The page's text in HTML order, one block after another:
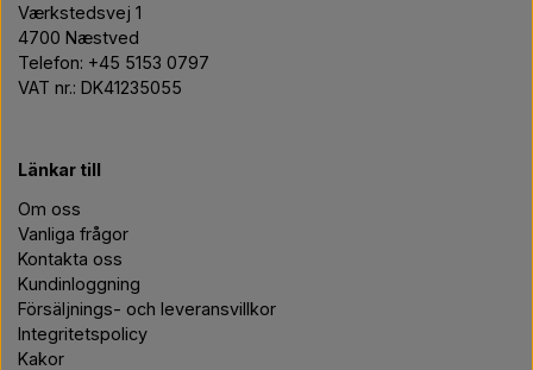
Værkstedsvej 1
4700 Næstved
Telefon: +45 5153 0797
VAT nr.: DK41235055
Länkar till
Om oss
Vanliga frågor
Kontakta oss
Kundinloggning
Försäljnings- och leveransvillkor
Integritetspolicy
Kakor